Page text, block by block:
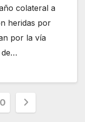
colateral a
heridas por
por la vía
de…